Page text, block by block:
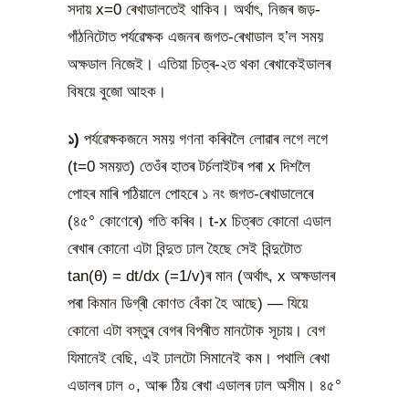
সদায় x=0 ৰেখাডালতেই থাকিব। অৰ্থাৎ, নিজৰ জড়-
গাঁঠনিটোত পৰ্যৱেক্ষক এজনৰ জগত-ৰেখাডাল হ’ল সময়
অক্ষডাল নিজেই। এতিয়া চিত্ৰ-২ত থকা ৰেখাকেইডালৰ
বিষয়ে বুজো আহক।
১) পৰ্যৱেক্ষকজনে সময় গণনা কৰিবলৈ লোৱাৰ লগে লগে
(t=0 সময়ত) তেওঁৰ হাতৰ টৰ্চলাইটৰ পৰা x দিশলৈ
পোহৰ মাৰি পঠিয়ালে পোহৰে ১ নং জগত-ৰেখাডালেৰে
(৪৫° কোণেৰে) গতি কৰিব। t-x চিত্ৰত কোনো এডাল
ৰেখাৰ কোনো এটা বিন্দুত ঢাল হৈছে সেই বিন্দুটোত
tan(θ) = dt/dx (=1/v)ৰ মান (অৰ্থাৎ, x অক্ষডালৰ
পৰা কিমান ডিগ্ৰী কোণত বেঁকা হৈ আছে) — যিয়ে
কোনো এটা বস্তুৰ বেগৰ বিপৰীত মানটোক সূচায়। বেগ
যিমানেই বেছি, এই ঢালটো সিমানেই কম। পথালি ৰেখা
এডালৰ ঢাল ০, আৰু ঠিয় ৰেখা এডালৰ ঢাল অসীম। ৪৫°